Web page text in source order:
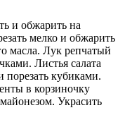
и обжарить на
мелко и обжарить
масла. Лук репчатый
Листья салата
порезать кубиками.
в корзиночку
Украсить